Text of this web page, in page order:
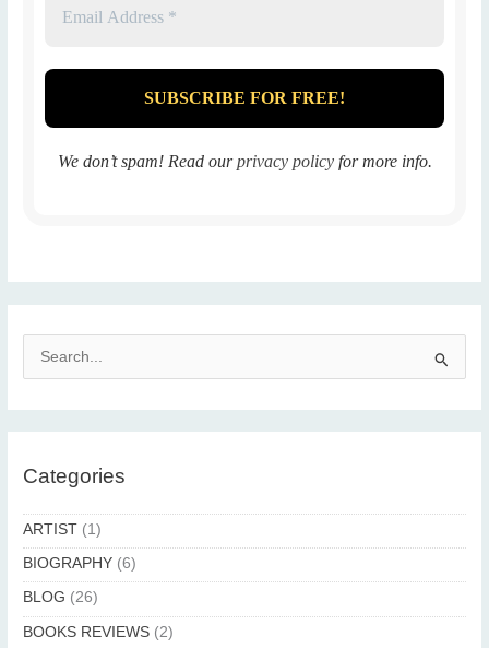
We don’t spam! Read ourprivacy policyfor more info.
e
a
r
c
f
o
r
:
Categories
ARTIST (1)
BIOGRAPHY (6)
BLOG (26)
BOOKS REVIEWS (2)